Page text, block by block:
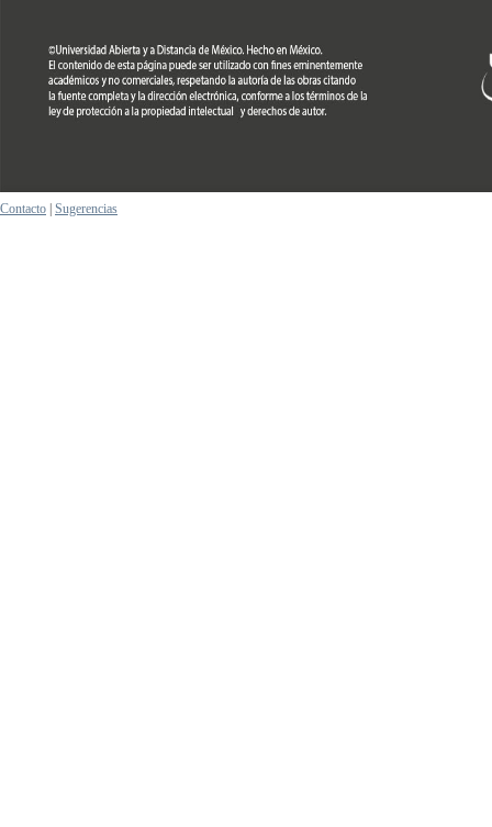
Contacto Sugerencias